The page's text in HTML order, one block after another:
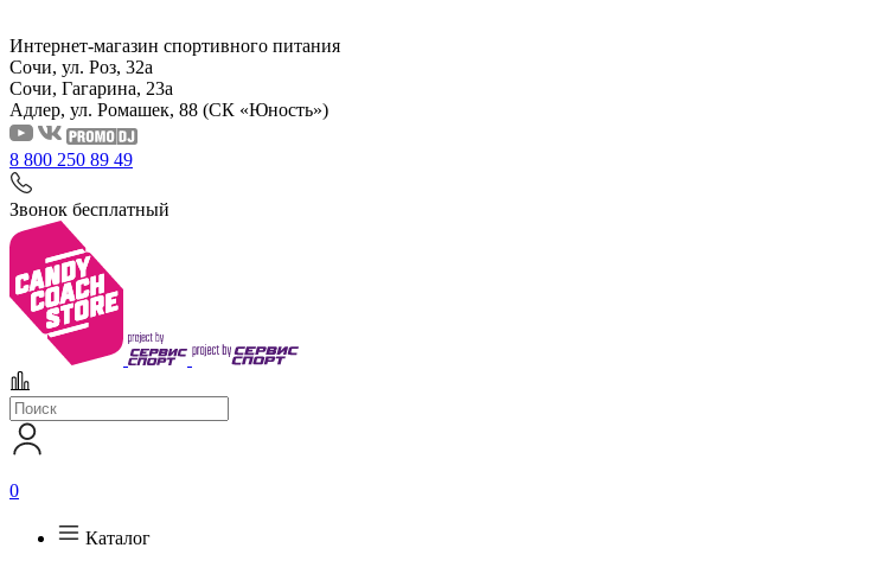
Интернет-магазин спортивного питания
Сочи, ул. Роз, 32а
Сочи, Гагарина, 23а
Адлер, ул. Ромашек, 88 (СК «Юность»)
8 800 250 89 49
Звонок бесплатный
0
Каталог